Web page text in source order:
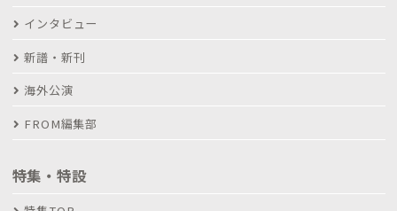
インタビュー
新譜・新刊
海外公演
FROM編集部
特集・特設